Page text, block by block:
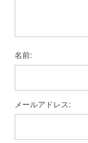
名前:
メールアドレス: